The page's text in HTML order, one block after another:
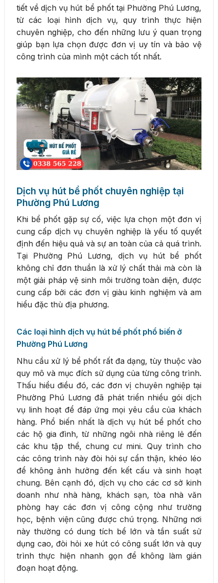
tiết về dịch vụ hút bể phốt tại Phường Phú Lương,
từ các loại hình dịch vụ, quy trình thực hiện
chuyên nghiệp, cho đến những lưu ý quan trọng
giúp bạn lựa chọn được đơn vị uy tín và bảo vệ
công trình của mình một cách tốt nhất.
Dịch vụ hút bể phốt chuyên nghiệp tại
Phường Phú Lương
Khi bể phốt gặp sự cố, việc lựa chọn một đơn vị
cung cấp dịch vụ chuyên nghiệp là yếu tố quyết
định đến hiệu quả và sự an toàn của cả quá trình.
Tại Phường Phú Lương, dịch vụ hút bể phốt
không chỉ đơn thuần là xử lý chất thải mà còn là
một giải pháp vệ sinh môi trường toàn diện, được
cung cấp bởi các đơn vị giàu kinh nghiệm và am
hiểu đặc thù địa phương.
Các loại hình dịch vụ hút bể phốt phổ biến ở
Phường Phú Lương
Nhu cầu xử lý bể phốt rất đa dạng, tùy thuộc vào
quy mô và mục đích sử dụng của từng công trình.
Thấu hiểu điều đó, các đơn vị chuyên nghiệp tại
Phường Phú Lương đã phát triển nhiều gói dịch
vụ linh hoạt để đáp ứng mọi yêu cầu của khách
hàng. Phổ biến nhất là dịch vụ hút bể phốt cho
các hộ gia đình, từ những ngôi nhà riêng lẻ đến
các khu tập thể, chung cư mini. Quy trình cho
các công trình này đòi hỏi sự cẩn thận, khéo léo
để không ảnh hưởng đến kết cấu và sinh hoạt
chung. Bên cạnh đó, dịch vụ cho các cơ sở kinh
doanh như nhà hàng, khách sạn, tòa nhà văn
phòng hay các đơn vị công cộng như trường
học, bệnh viện cũng được chú trọng. Những nơi
này thường có dung tích bể lớn và tần suất sử
dụng cao, đòi hỏi xe hút có công suất lớn và quy
trình thực hiện nhanh gọn để không làm gián
đoạn hoạt động.